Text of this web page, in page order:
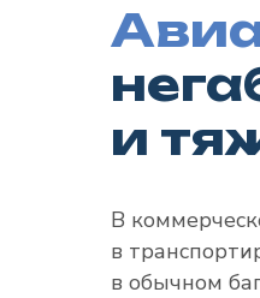
и
В
в
в обычном